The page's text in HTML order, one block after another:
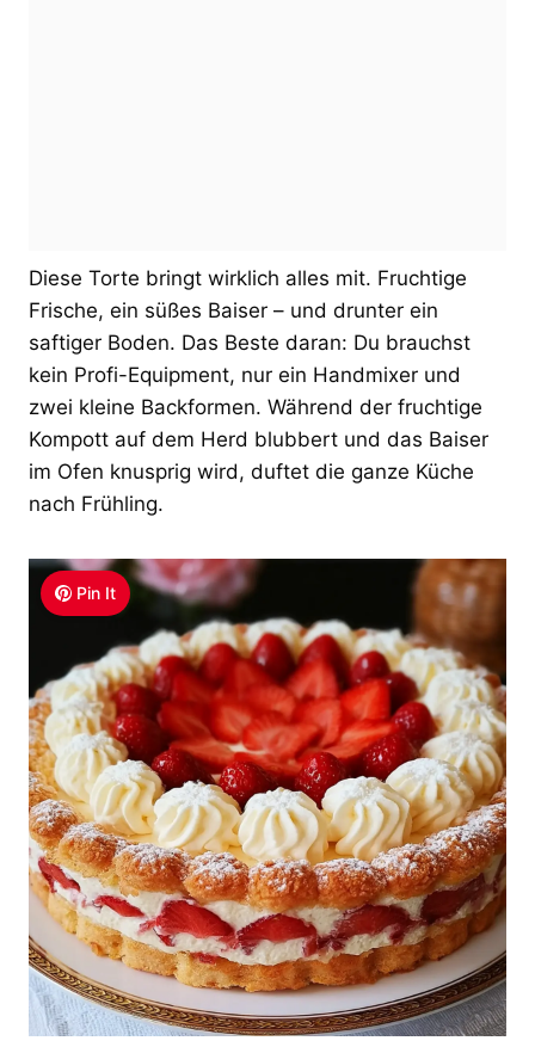
Diese Torte bringt wirklich alles mit. Fruchtige
Frische, ein süßes Baiser – und drunter ein
saftiger Boden. Das Beste daran: Du brauchst
kein Profi-Equipment, nur ein Handmixer und
zwei kleine Backformen. Während der fruchtige
Kompott auf dem Herd blubbert und das Baiser
im Ofen knusprig wird, duftet die ganze Küche
nach Frühling.
Pin It